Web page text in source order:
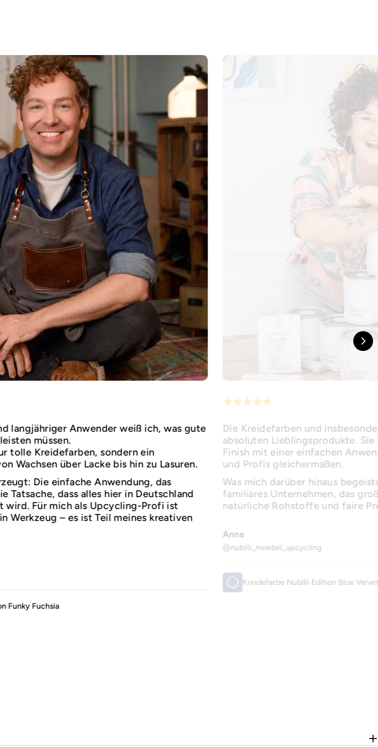
langjähriger Anwender weiß ich, was gute
müssen.
tolle Kreidefarben, sondern ein
Wachsen über Lacke bis hin zu Lasuren.
Die einfache Anwendung, das
Tatsache, dass alles hier in Deutschland
Für mich als Upcycling-Profi ist
Werkzeug – es ist Teil meines kreativen
Funky Fuchsia
Die Kreidefarben und
absoluten Lieblingsprodukte.
Finish mit einer einfachen
und Profis gleichermaßen.
Was mich darüber hinaus
familiäres Unternehmen, das
natürliche Rohstoffe und faire
Anne
@nubilli_moebel_upcycling
Kreidefarbe Nubilli Edition Blue